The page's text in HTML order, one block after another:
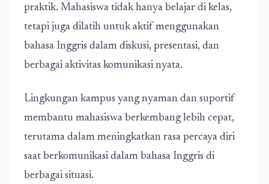
praktik. Mahasiswa tidak hanya belajar di kelas,
tetapi juga dilatih untuk aktif menggunakan
bahasa Inggris dalam diskusi, presentasi, dan
berbagai aktivitas komunikasi nyata.
Lingkungan kampus yang nyaman dan suportif
membantu mahasiswa berkembang lebih cepat,
terutama dalam meningkatkan rasa percaya diri
saat berkomunikasi dalam bahasa Inggris di
berbagai situasi.